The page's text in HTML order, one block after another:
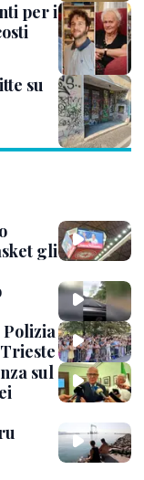
per i
su
gli
sul